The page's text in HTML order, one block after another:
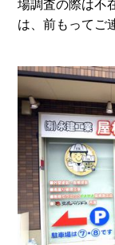
場調査の際は不
は、前もってご